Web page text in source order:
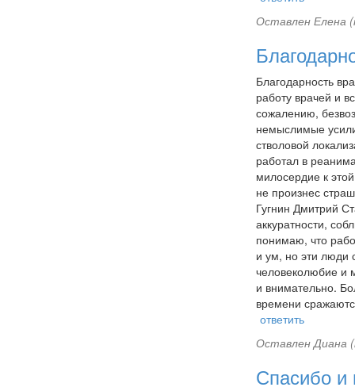
Оставлен Елена
Благодарность
работу врачей и
сожалению,
немыслимые
стволовой
работал в
милосердие к
не произнес
Гугнин Дмитрий
аккуратности,
понимаю, что
и ум, но эти люди
человеколюбие и
и внимательно.
времени
ответить
ОставленДиана
Спасибо и